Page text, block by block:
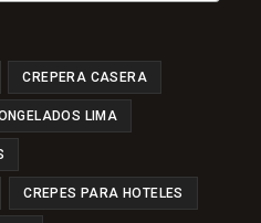
CREPERA CASERA
LIMA
CREPES PARA HOTELES